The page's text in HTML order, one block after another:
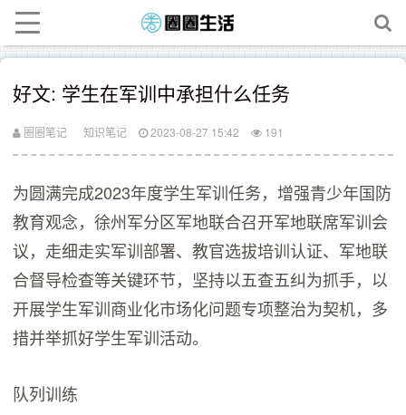
好文: 学生在军训中承担什么任务
圈圈笔记 知识笔记 2023-08-27 15:42 191
为圆满完成2023年度学生军训任务，增强青少年国防
教育观念，徐州军分区军地联合召开军地联席军训会
议，走细走实军训部署、教官选拔培训认证、军地联
合督导检查等关键环节，坚持以五查五纠为抓手，以
开展学生军训商业化市场化问题专项整治为契机，多
措并举抓好学生军训活动。
队列训练